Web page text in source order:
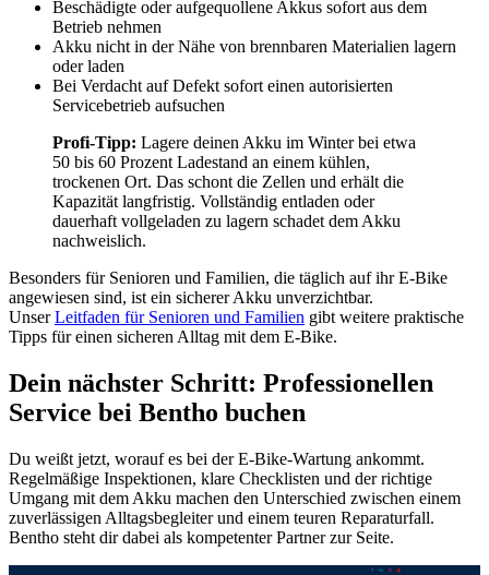
Beschädigte oder aufgequollene Akkus sofort aus dem
Betrieb nehmen
Akku nicht in der Nähe von brennbaren Materialien lagern
oder laden
Bei Verdacht auf Defekt sofort einen autorisierten
Servicebetrieb aufsuchen
Profi-Tipp: Lagere deinen Akku im Winter bei etwa
50 bis 60 Prozent Ladestand an einem kühlen,
trockenen Ort. Das schont die Zellen und erhält die
Kapazität langfristig. Vollständig entladen oder
dauerhaft vollgeladen zu lagern schadet dem Akku
nachweislich.
Besonders für Senioren und Familien, die täglich auf ihr E-Bike
angewiesen sind, ist ein sicherer Akku unverzichtbar.
UnserLeitfaden für Senioren und Familien gibt weitere praktische
Tipps für einen sicheren Alltag mit dem E-Bike.
Dein nächster Schritt: Professionellen
Service bei Bentho buchen
Du weißt jetzt, worauf es bei der E-Bike-Wartung ankommt.
Regelmäßige Inspektionen, klare Checklisten und der richtige
Umgang mit dem Akku machen den Unterschied zwischen einem
zuverlässigen Alltagsbegleiter und einem teuren Reparaturfall.
Bentho steht dir dabei als kompetenter Partner zur Seite.